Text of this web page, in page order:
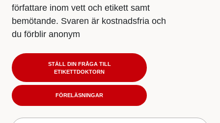
författare inom vett och etikett samt
bemötande. Svaren är kostnadsfria och
du förblir anonym
STÄLL DIN FRÅGA TILL
ETIKETTDOKTORN
FÖRELÄSNINGAR